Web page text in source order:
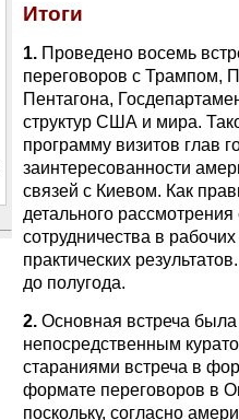
Итоги
1. Проведено восемь
переговоров с Трампом,
Пентагона,
структур США и мира.
программу визитов глав
заинтересованности
связей с Киевом. Как
детального
сотрудничества в
практических
до полугода.
2. Основная встреча
непосредственным
стараниями встреча в
формате переговоров в
поскольку, согласно